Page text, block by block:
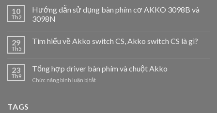
10
Th2
Hướng dẫn sử dụng bàn phím cơ AKKO 3098B và
3098N
29
Th5
Tìm hiểu về Akko switch CS, Akko switch CS là gì?
23
Th9
Tổng hợp driver bàn phím và chuột Akko
Chức năng bình luận bị tắtở
TAGS